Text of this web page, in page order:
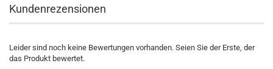
Kundenrezensionen
Leider sind noch keine Bewertungen vorhanden. Seien Sie der Erste, der
das Produkt bewertet.